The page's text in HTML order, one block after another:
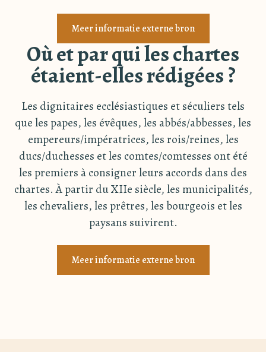
Meer informatie externe bron
Où et par qui les chartes
étaient-elles rédigées ?
Les dignitaires ecclésiastiques et séculiers tels
que les papes, les évêques, les abbés/abbesses, les
empereurs/impératrices, les rois/reines, les
ducs/duchesses et les comtes/comtesses ont été
les premiers à consigner leurs accords dans des
chartes. À partir du XIIe siècle, les municipalités,
les chevaliers, les prêtres, les bourgeois et les
paysans suivirent.
Meer informatie externe bron